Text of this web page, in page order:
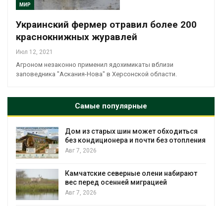
МИР
Украинский фермер отравил более 200
краснокнижных журавлей
Июл 12, 2021
Агроном незаконно применил ядохимикаты вблизи
заповедника "Аскания-Нова" в Херсонской области.
Самые популярные
может обходиться
и почти без отопления
олени набирают
миграцией
Названы ведущие
России по итогам
Тайфун, засуха и
несколько регионов